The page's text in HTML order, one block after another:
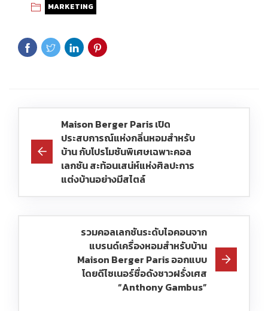
MARKETING
Maison Berger Paris เปิด
ประสบการณ์แห่งกลิ่นหอมสำหรับ
บ้าน กับโปรโมชันพิเศษเฉพาะคอล
เลกชัน สะท้อนเสน่ห์แห่งศิลปะการ
แต่งบ้านอย่างมีสไตล์
รวมคอลเลกชันระดับไอคอนจาก
แบรนด์เครื่องหอมสำหรับบ้าน
Maison Berger Paris ออกแบบ
โดยดีไซเนอร์ชื่อดังชาวฝรั่งเศส
“Anthony Gambus”